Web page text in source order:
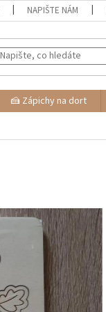
NAPIŠTE NÁM
🍰 Zápichy na dort